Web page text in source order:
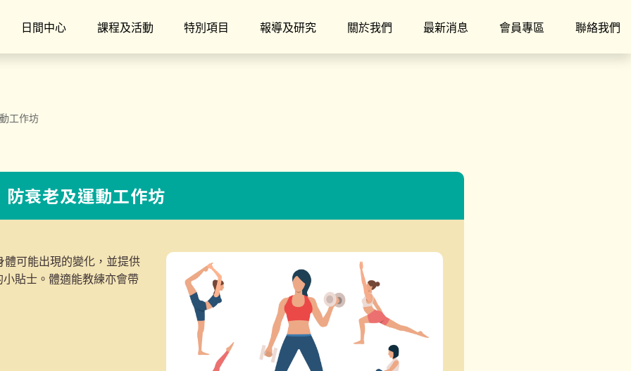
日間中心 課程及活動 特別項目 報導及研究 關於我們 最新消息 會員專區 聯絡我們
工作坊
衰老及運動工作坊
可能出現的變化，並提供
貼士。體適能教練亦會帶